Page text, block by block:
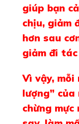
giúp bạn
chịu, giảm
hơn sau
giảm đi
Vì vậy,
lượng”
chừng mực